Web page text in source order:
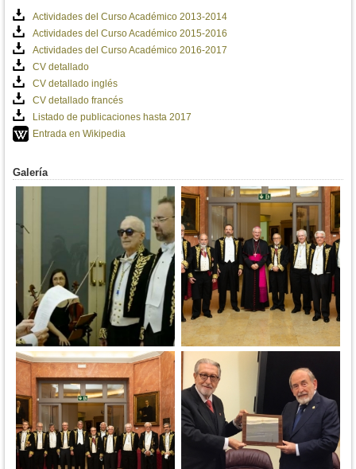
Actividades del Curso Académico 2013-2014
Actividades del Curso Académico 2015-2016
Actividades del Curso Académico 2016-2017
CV detallado
CV detallado inglés
CV detallado francés
Listado de publicaciones hasta 2017
Entrada en Wikipedia
Galería